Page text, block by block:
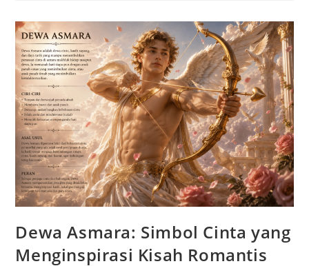
Harta
Karun
Dewa Asmara: Simbol Cinta yang
Menginspirasi Kisah Romantis